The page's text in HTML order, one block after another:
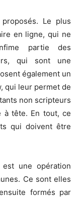
Le plus
en ligne, qui ne
partie des
qui sont une
également un
qui leur permet de
non scripteurs
à tête. En tout, ce
qui doivent être
est une opération
Ce sont elles
formés par